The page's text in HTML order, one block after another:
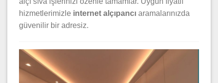
hizmetlerimizle internet alçıpancı aramalarınızda
güvenilir bir adresiz.